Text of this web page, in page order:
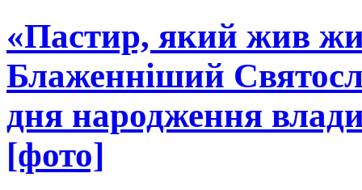
«Пастир, який жив
Блаженніший
дня народження
[фото]